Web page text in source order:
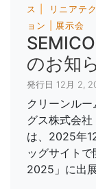
ス
リニアテ
ョン
展示会
のお知
発行日 12月 2,
クリーンル
グス株式会社
は、2025年
ッグサイト
2025」に出